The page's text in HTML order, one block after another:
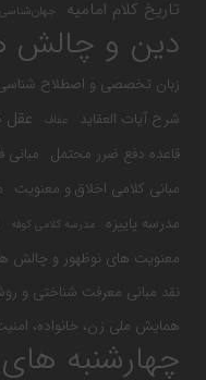
تاریخ کلام امامیه جهان‌شناسی
دین و چالش
زبان تخصصی و اصطلاح
شرح آیات العقاید عفاف عقل
قاعده دفع ضرر محتمل
مبانی کلامی اخلاق و معنویت
مدرسه پاییزه مدرسه کلامی کوفه
معنویت های نوظهور و چالش
نقد مبانی معرفت شناختی و
همایش ملی زن، خانواده،
چهارشنبه